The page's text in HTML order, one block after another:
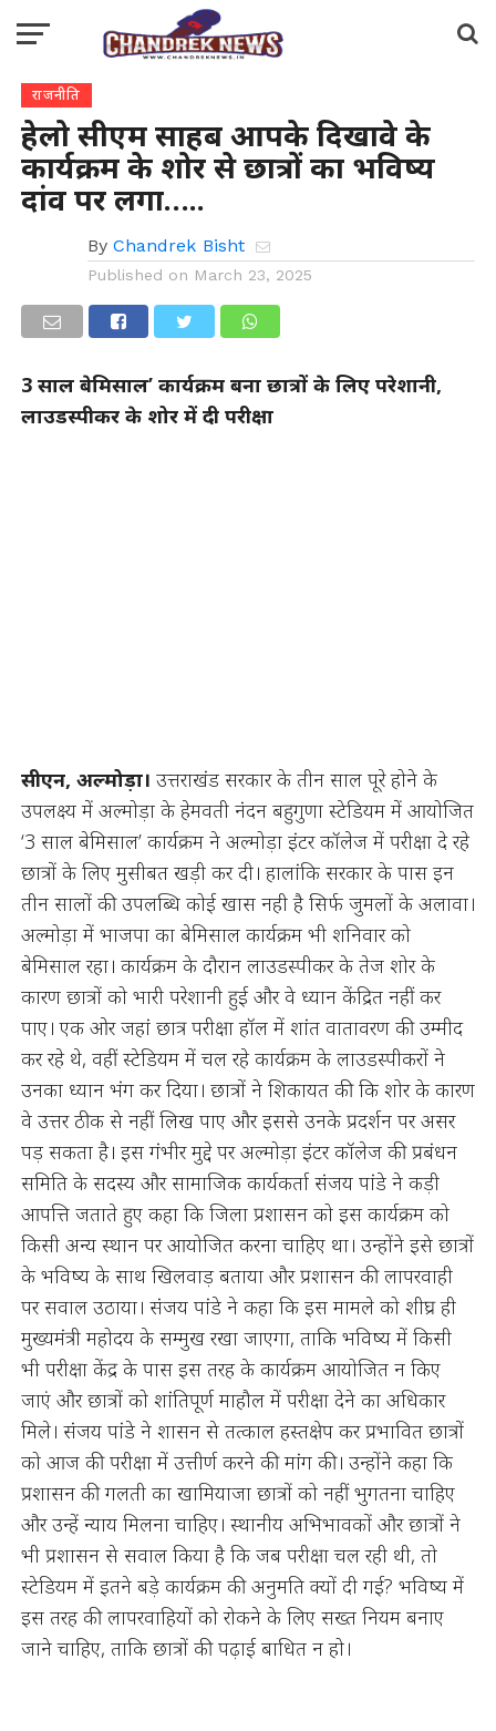
राजनीति
हेलो सीएम साहब आपके दिखावे के
कार्यक्रम के शोर से छात्रों का भविष्य
दांव पर लगा…..
By Chandrek Bisht
Published on March 23, 2025
3 साल बेमिसाल’ कार्यक्रम बना छात्रों के लिए परेशानी,
लाउडस्पीकर के शोर में दी परीक्षा
सीएन, अल्मोड़ा। उत्तराखंड सरकार के तीन साल पूरे होने के
उपलक्ष्य में अल्मोड़ा के हेमवती नंदन बहुगुणा स्टेडियम में आयोजित
‘3 साल बेमिसाल’ कार्यक्रम ने अल्मोड़ा इंटर कॉलेज में परीक्षा दे रहे
छात्रों के लिए मुसीबत खड़ी कर दी। हालांकि सरकार के पास इन
तीन सालों की उपलब्धि कोई खास नही है सिर्फ जुमलों के अलावा।
अल्मोड़ा में भाजपा का बेमिसाल कार्यक्रम भी शनिवार को
बेमिसाल रहा। कार्यक्रम के दौरान लाउडस्पीकर के तेज शोर के
कारण छात्रों को भारी परेशानी हुई और वे ध्यान केंद्रित नहीं कर
पाए। एक ओर जहां छात्र परीक्षा हॉल में शांत वातावरण की उम्मीद
कर रहे थे, वहीं स्टेडियम में चल रहे कार्यक्रम के लाउडस्पीकरों ने
उनका ध्यान भंग कर दिया। छात्रों ने शिकायत की कि शोर के कारण
वे उत्तर ठीक से नहीं लिख पाए और इससे उनके प्रदर्शन पर असर
पड़ सकता है। इस गंभीर मुद्दे पर अल्मोड़ा इंटर कॉलेज की प्रबंधन
समिति के सदस्य और सामाजिक कार्यकर्ता संजय पांडे ने कड़ी
आपत्ति जताते हुए कहा कि जिला प्रशासन को इस कार्यक्रम को
किसी अन्य स्थान पर आयोजित करना चाहिए था। उन्होंने इसे छात्रों
के भविष्य के साथ खिलवाड़ बताया और प्रशासन की लापरवाही
पर सवाल उठाया। संजय पांडे ने कहा कि इस मामले को शीघ्र ही
मुख्यमंत्री महोदय के सम्मुख रखा जाएगा, ताकि भविष्य में किसी
भी परीक्षा केंद्र के पास इस तरह के कार्यक्रम आयोजित न किए
जाएं और छात्रों को शांतिपूर्ण माहौल में परीक्षा देने का अधिकार
मिले। संजय पांडे ने शासन से तत्काल हस्तक्षेप कर प्रभावित छात्रों
को आज की परीक्षा में उत्तीर्ण करने की मांग की। उन्होंने कहा कि
प्रशासन की गलती का खामियाजा छात्रों को नहीं भुगतना चाहिए
और उन्हें न्याय मिलना चाहिए। स्थानीय अभिभावकों और छात्रों ने
भी प्रशासन से सवाल किया है कि जब परीक्षा चल रही थी, तो
स्टेडियम में इतने बड़े कार्यक्रम की अनुमति क्यों दी गई? भविष्य में
इस तरह की लापरवाहियों को रोकने के लिए सख्त नियम बनाए
जाने चाहिए, ताकि छात्रों की पढ़ाई बाधित न हो।